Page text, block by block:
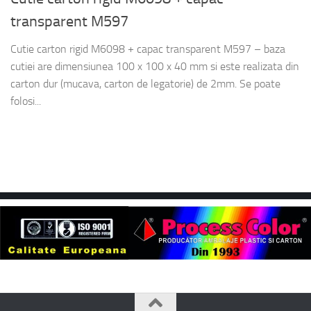
transparent M597
Cutie carton rigid M6098 + capac transparent M597 – baza
cutiei are dimensiunea 100 x 100 x 40 mm si este realizata din
carton dur (mucava, carton de legatorie) de 2mm. Se poate
folosi...